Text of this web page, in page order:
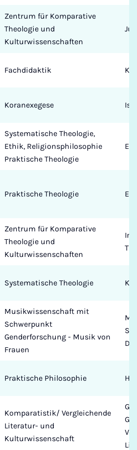
Zentrum für Komparative
Theologie und
Kulturwissenschaften
Fachdidaktik
Koranexegese
Systematische Theologie,
Ethik, Religionsphilosophie
Praktische Theologie
Praktische Theologie
Zentrum für Komparative
Theologie und
Kulturwissenschaften
Systematische Theologie
Musikwissenschaft mit
Schwerpunkt
Genderforschung - Musik von
Frauen
Praktische Philosophie
Komparatistik/ Vergleichende
Literatur- und
Kulturwissenschaft